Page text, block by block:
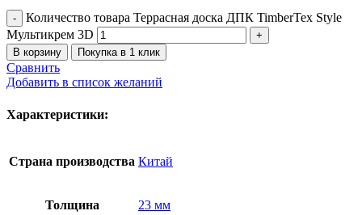
Количество товара Террасная доска ДПК TimberTex Style
Мультикрем 3D
В корзину Покупка в 1 клик
Сравнить
Добавить в список желаний
Характеристики:
Страна производства Китай
Толщина 23 мм